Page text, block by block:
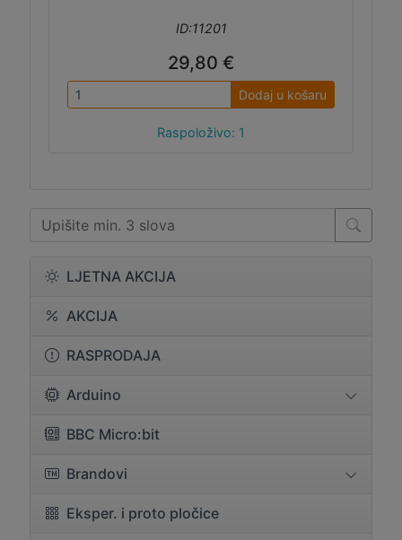
LJETNA AKCIJA
AKCIJA
RASPRODAJA
Arduino
BBC Micro:bit
Brandovi
Eksper. i proto pločice
ID:11201
29,80 €
Dodaj u košaru
Raspoloživo: 1